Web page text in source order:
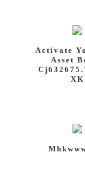
Activate
Asset
XK